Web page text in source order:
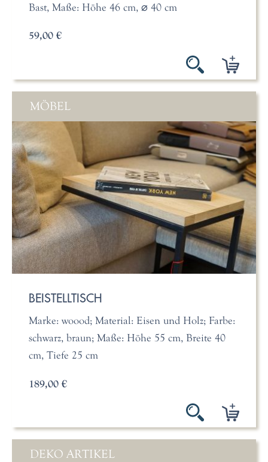
Bast, Maße: Höhe 46 cm, ⌀ 40 cm
59,00 €
MÖBEL
BEISTELLTISCH
Marke: woood; Material: Eisen und Holz; Farbe:
schwarz, braun; Maße: Höhe 55 cm, Breite 40
cm, Tiefe 25 cm
189,00 €
DEKO ARTIKEL